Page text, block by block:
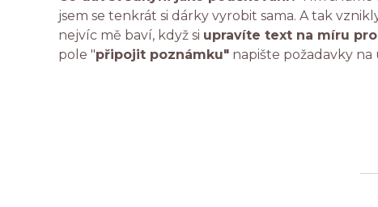
jsem se tenkrát si dárky vyrobit sama. A tak
nejvíc mě baví, když si upravíte text na míru
pole "připojit poznámku" napište požadavky